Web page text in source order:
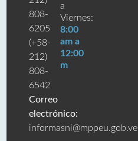
808-
6205
(+58-
212)
808-
6542
Correo
electrónico:
informasni@mppeu.gob.ve
a
Viernes:
8:00
am a
12:00
m